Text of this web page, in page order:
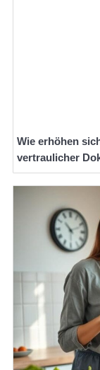
Wie erhöhen
vertraulicher